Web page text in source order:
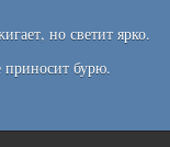
но светит ярко.
приносит бурю.